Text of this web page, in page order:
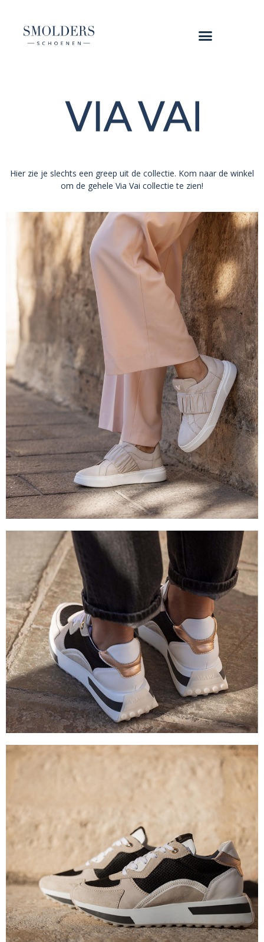
Hier zie je slechts een greep uit de collectie. Kom naar de winkel
om de gehele Via Vai collectie te zien!